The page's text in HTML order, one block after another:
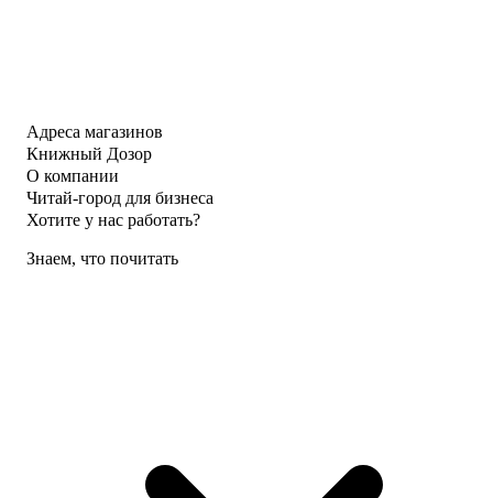
Адреса магазинов
Книжный Дозор
О компании
Читай-город для бизнеса
Хотите у нас работать?
Знаем, что почитать